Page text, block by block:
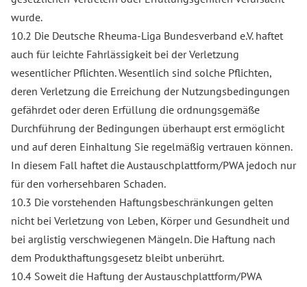
wurde.
10.2 Die Deutsche Rheuma-Liga Bundesverband e.V. haftet
auch für leichte Fahrlässigkeit bei der Verletzung
wesentlicher Pflichten. Wesentlich sind solche Pflichten,
deren Verletzung die Erreichung der Nutzungsbedingungen
gefährdet oder deren Erfüllung die ordnungsgemäße
Durchführung der Bedingungen überhaupt erst ermöglicht
und auf deren Einhaltung Sie regelmäßig vertrauen können.
In diesem Fall haftet die Austauschplattform/PWA jedoch nur
für den vorhersehbaren Schaden.
10.3 Die vorstehenden Haftungsbeschränkungen gelten
nicht bei Verletzung von Leben, Körper und Gesundheit und
bei arglistig verschwiegenen Mängeln. Die Haftung nach
dem Produkthaftungsgesetz bleibt unberührt.
10.4 Soweit die Haftung der Austauschplattform/PWA